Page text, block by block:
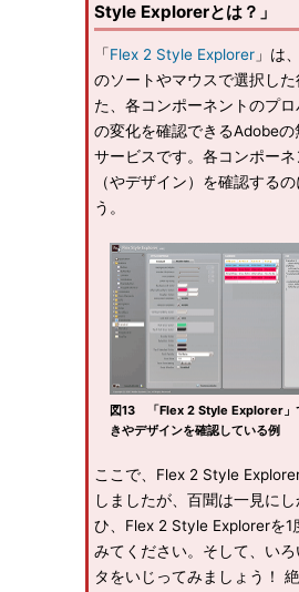
Style Explorerとは？」
「Flex 2 Style Explorer」は
のソートやマウスで選択した
た、各コンポーネントのプ
の変化を確認できるAdobeの
サービスです。各コンポーネ
（やデザイン）を確認する
う。
図13 「Flex 2 Style Explorer」
きやデザインを確認している例
ここで、Flex 2 Style
しましたが、百聞は一見に
ひ、Flex 2 Style Explorerを1
みてください。そして、い
タをいじってみましょう！